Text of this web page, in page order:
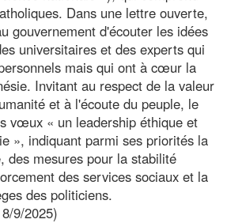
Dans une lettre ouverte,
gouvernement d'écouter les idées
universitaires et des experts qui
mais qui ont à cœur la
Invitant au respect de la valeur
et à l'écoute du peuple, le
vœux « un leadership éthique et
», indiquant parmi ses priorités la
des mesures pour la stabilité
des services sociaux et la
des politiciens.
9/2025)